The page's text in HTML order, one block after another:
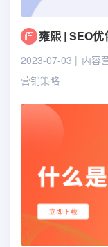
雍熙 | SEO
2023-07-03 内容
营销策略